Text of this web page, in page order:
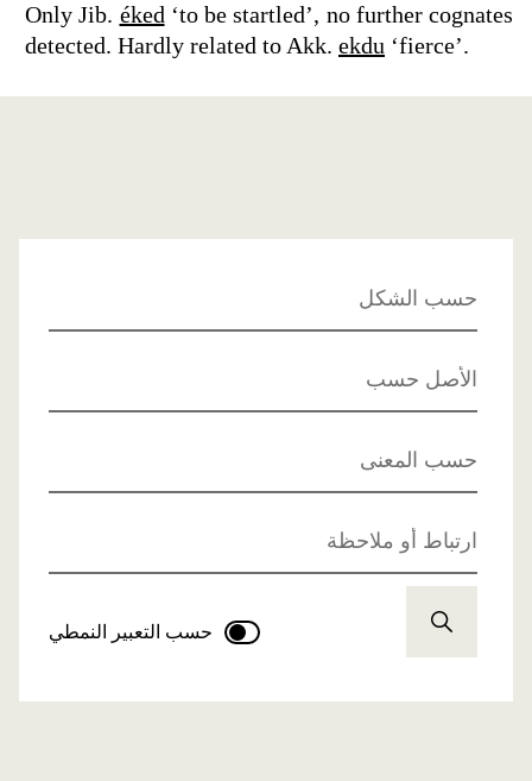
Only Jib. éked ‘to be startled’, no further cognates
detected. Hardly related to Akk. ekdu ‘fierce’.
حسب الشكل
الأصل حسب
حسب المعنى
ارتباط أو ملاحظة
حسب التعبير النمطي